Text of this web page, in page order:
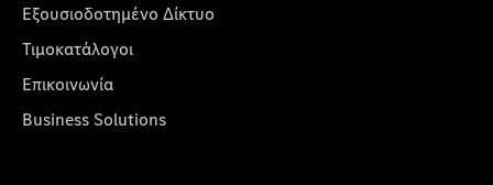
Εξουσιοδοτημένο Δίκτυο
Τιμοκατάλογοι
Επικοινωνία
Business Solutions